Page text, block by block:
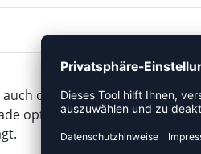
der Torhüte ein
optimale Bewegungsfreiheit,